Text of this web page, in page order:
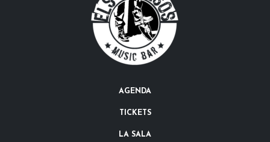
AGENDA
TICKETS
LA SALA